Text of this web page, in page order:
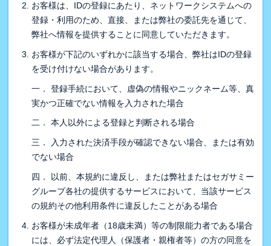
お客様は、IDの登録にあたり、ネットワークシステムへの
登録・利用のため、直接、または弊社の委託先を通じて、
弊社へ情報を提供することに同意していただきます。
お客様が下記のいずれかに該当する場合、弊社はIDの登録
を受け付けない場合があります。
一． 登録手続において、虚偽の情報やニックネーム等、真
実かつ正確でない情報を入力された場合
二． 本人以外による登録と判断される場合
三． 入力された決済手段が確認できない場合、または有効
でない場合
四． 以前、本規約に違反し、または弊社またはセガサミー
グループ各社の提供するサービスにおいて、当該サービス
の規約その他利用条件に違反したことがある場合
お客様が未成年者（18歳未満）等の制限能力者である場合
には、必ず法定代理人（保護者・親権者等）の方の同意を